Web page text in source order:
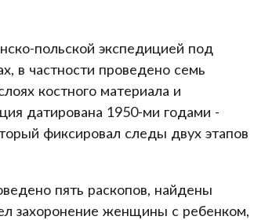
польской экспедицией под
в частности проведено семь
костного материала и
датирована 1950-ми годами -
фиксировал следы двух этапов
пять раскопов, найдены
захоронение женщины с ребенком,